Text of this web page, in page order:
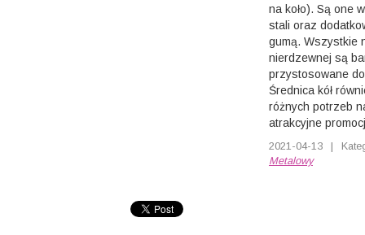
na koło). Są one
stali oraz
gumą. Wszystkie
nierdzewnej są
przystosowane
Średnica kół
różnych potrzeb
atrakcyjne
2021-04-13 |
Metalowy